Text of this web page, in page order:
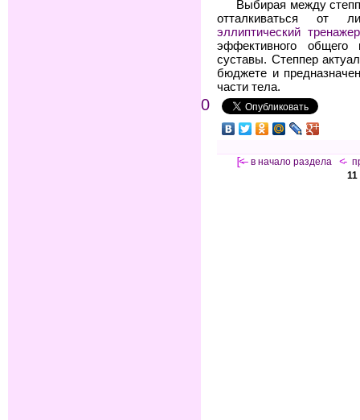
Выбирая между
отталкиваться от
эллиптический
эффективного общего
суставы. Степпер
бюджете и
части тела.
0
[<— в начало раздела <-
11